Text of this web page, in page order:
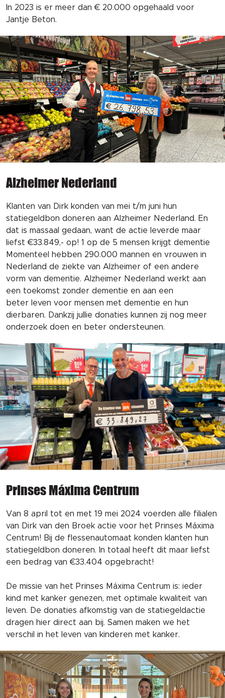
In 2023 is er meer dan € 20.000 opgehaald voor
Jantje Beton.
Alzheimer Nederland
Klanten van Dirk konden van mei t/m juni hun
statiegeldbon doneren aan Alzheimer Nederland. En
dat is massaal gedaan, want de actie leverde maar
liefst €33.849,- op! 1 op de 5 mensen krijgt dementie
Momenteel hebben 290.000 mannen en vrouwen in
Nederland de ziekte van Alzheimer of een andere
vorm van dementie. Alzheimer Nederland werkt aan
een toekomst zonder dementie en aan een
beter leven voor mensen met dementie en hun
dierbaren. Dankzij jullie donaties kunnen zij nog meer
onderzoek doen en beter ondersteunen.
Prinses Máxima Centrum
Van 8 april tot en met 19 mei 2024 voerden alle filialen
van Dirk van den Broek actie voor het Prinses Máxima
Centrum! Bij de flessenautomaat konden klanten hun
statiegeldbon doneren. In totaal heeft dit maar liefst
een bedrag van €33.404 opgebracht!
De missie van het Prinses Máxima Centrum is: ieder
kind met kanker genezen, met optimale kwaliteit van
leven. De donaties afkomstig van de statiegeldactie
dragen hier direct aan bij. Samen maken we het
verschil in het leven van kinderen met kanker.